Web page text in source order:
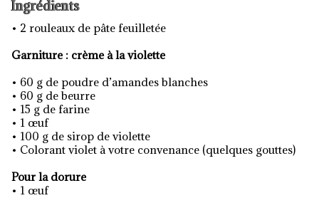
Ingrédients
• 2 rouleaux de pâte feuilletée
Garniture : crème à la violette
• 60 g de poudre d’amandes blanches
• 60 g de beurre
• 15 g de farine
• 1 œuf
• 100 g de sirop de violette
• Colorant violet à votre convenance (quelques gouttes)
Pour la dorure
• 1 œuf